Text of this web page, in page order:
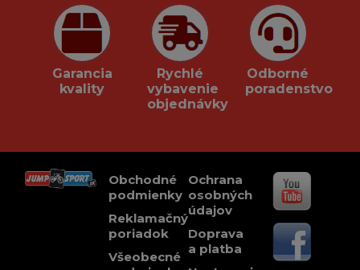
Garancia
kvality
Rychlé
vybavenie
objednávky
Odborné
poradenstvo
Obchodné
podmienky
Reklamačný
poriadok
Všeobecné
Ochrana
osobných
údajov
Doprava
a platba